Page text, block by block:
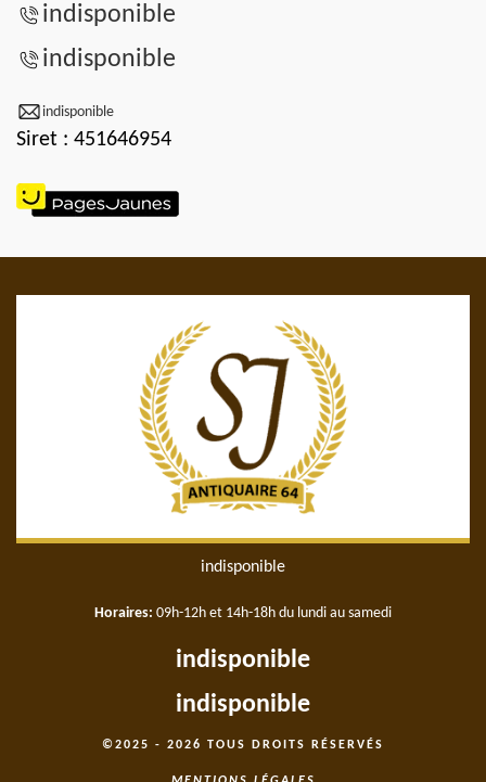
indisponible
indisponible
indisponible
Siret : 451646954
indisponible
Horaires: 09h-12h et 14h-18h du lundi au samedi
indisponible
indisponible
©2025 - 2026 TOUS DROITS RÉSERVÉS